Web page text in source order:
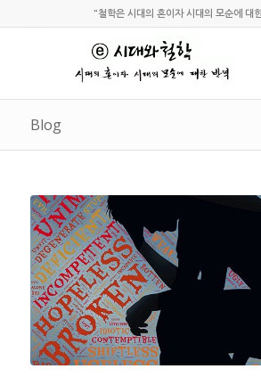
"철학은 시대의 혼이자 시대의 모순에 대
Blog